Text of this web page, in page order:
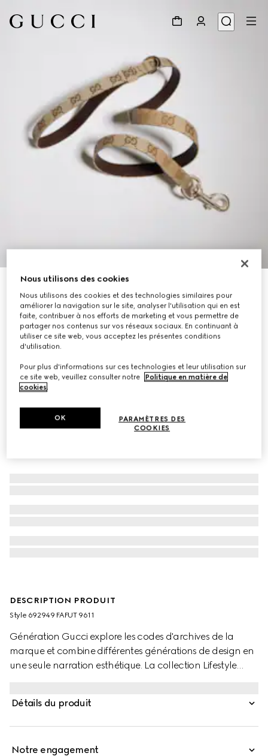
À personnaliser avec vos initiales
Laisse pour animal de compagnie taille S/M
€ 400
Déclinaisonstoile GG sable et marron
DESCRIPTION PRODUIT
Style ‎692949 FAFUT 9611
Génération Gucci explore les codes d'archives de la
marque et combine différentes générations de design en
une seule narration esthétique. La collection Lifestyle
complexe et des couleurs riches, comme le GG signature
Détails du produit
Notre engagement
Nous utilisons des cookies
Nous utilisons des cookies et des technologies similaires pour
améliorer la navigation sur le site, analyser l'utilisation qui en est
faite, contribuer à nos efforts de marketing et vous permettre de
partager nos contenus sur vos réseaux sociaux. En continuant à
utiliser ce site web, vous acceptez les présentes conditions
d'utilisation.
Pour plus d'informations sur ces technologies et leur utilisation sur
ce site web, veuillez consulter notre
Politique en matière de
cookies.
PARAMÈTRES DES
COOKIES
OK